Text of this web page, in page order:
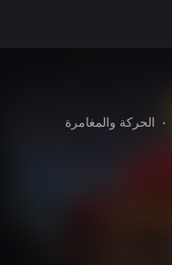
• الحركة والمغامرة